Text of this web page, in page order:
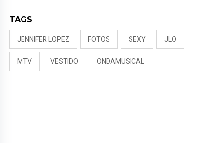
TAGS
JENNIFER LOPEZ FOTOS SEXY JLO
MTV VESTIDO ONDAMUSICAL